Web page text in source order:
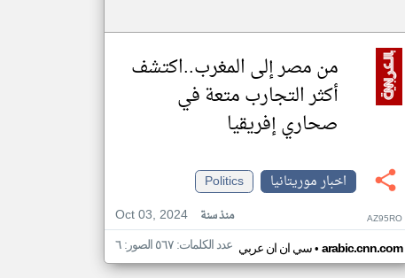
من مصر إلى المغرب..اكتشف
أكثر التجارب متعة في
صحاري إفريقيا
اخبار موريتانيا
Politics
Oct 03, 2024
منذ سنة AZ95RO
سي ان ان عربي• arabic.cnn.com عدد الكلمات: ٥٦٧ الصور: ٦